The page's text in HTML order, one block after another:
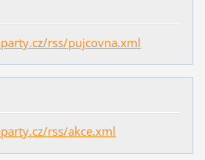
rss/pujcovna.xml
rss/akce.xml